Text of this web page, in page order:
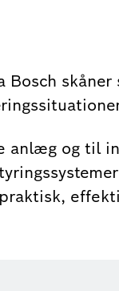
anlæg og til